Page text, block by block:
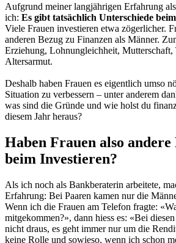
Aufgrund meiner langjährigen Erfahrung
ich: Es gibt tatsächlich Unterschiede
Viele Frauen investieren etwa zögerlicher.
anderen Bezug zu Finanzen als Männer.
Erziehung, Lohnungleichheit, Mutterschaft,
Altersarmut.
Deshalb haben Frauen es eigentlich umso
Situation zu verbessern – unter anderem
was sind die Gründe und wie holst du
diesem Jahr heraus?
Haben Frauen also andere
beim Investieren?
Als ich noch als Bankberaterin arbeitete,
Erfahrung: Bei Paaren kamen nur die
Wenn ich die Frauen am Telefon fragte:
mitgekommen?», dann hiess es: «Bei
nicht draus, es geht immer nur um die
keine Rolle und sowieso, wenn ich schon